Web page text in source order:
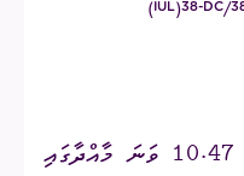
(IUL)38-DC/
ދައުލަތުގެ މާލިއްޔަތުގެ ގަވާއިދުގެ 10.47 ވަނަ މާއްދާގައި